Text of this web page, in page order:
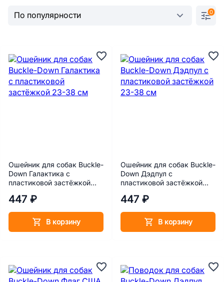
0
Ошейник для собак Buckle-
Down Галактика с
пластиковой застёжкой
447 ₽
В корзину
Ошейник для собак Buckle-
Down Дэдпул с
пластиковой застёжкой
447 ₽
В корзину